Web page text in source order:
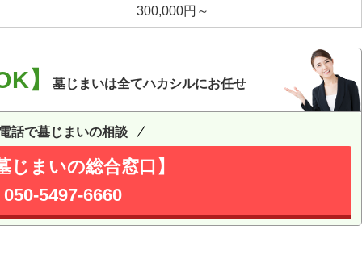
300,000円～
】 墓じまいは全てハカシルにお任せ
話で墓じまいの相談
じまいの総合窓口】
050-5497-6660